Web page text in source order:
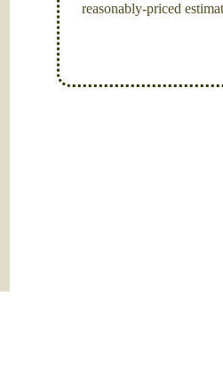
reasonably-priced